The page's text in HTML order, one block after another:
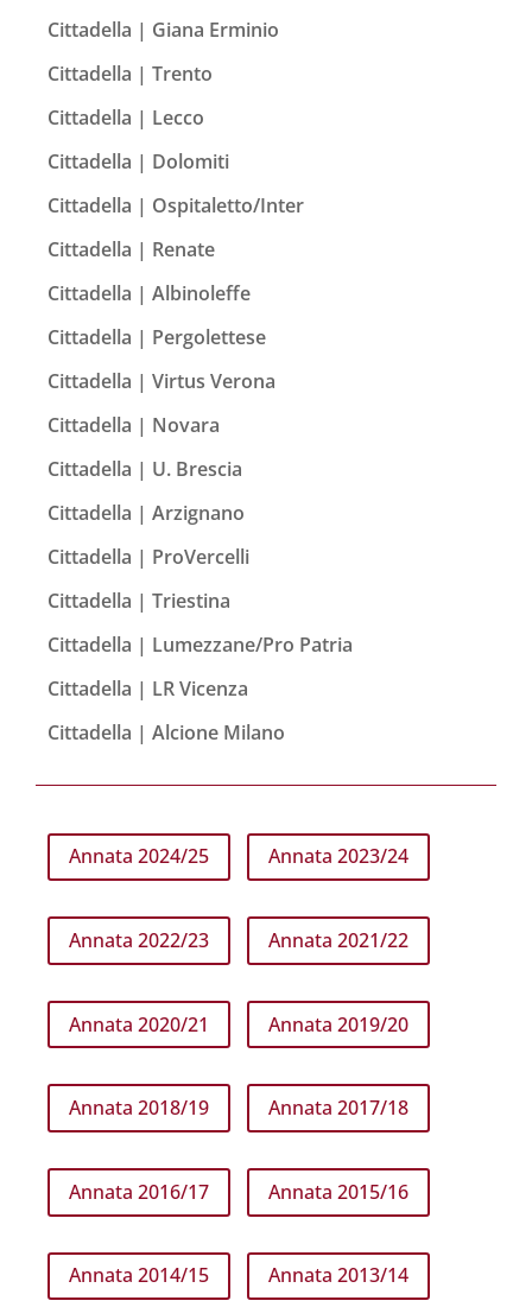
Cittadella | Giana Erminio
Cittadella | Trento
Cittadella | Lecco
Cittadella | Dolomiti
Cittadella | Ospitaletto/Inter
Cittadella | Renate
Cittadella | Albinoleffe
Cittadella | Pergolettese
Cittadella | Virtus Verona
Cittadella | Novara
Cittadella | U. Brescia
Cittadella | Arzignano
Cittadella | ProVercelli
Cittadella | Triestina
Cittadella | Lumezzane/Pro Patria
Cittadella | LR Vicenza
Cittadella | Alcione Milano
Annata 2024/25 Annata 2023/24
Annata 2022/23 Annata 2021/22
Annata 2020/21 Annata 2019/20
Annata 2018/19 Annata 2017/18
Annata 2016/17 Annata 2015/16
Annata 2014/15 Annata 2013/14